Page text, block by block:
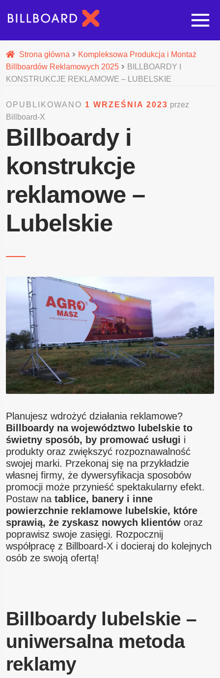
Oferta budowy reklam
Nasze pozostałe usługi
Galeria
O nas
Realizacje
Blog
Kontakt
Strona główna
Kompleksowa Produkcja i Montaż
Billboardów Reklamowych 2025
BILLBOARDY I
KONSTRUKCJE REKLAMOWE – LUBELSKIE
OPUBLIKOWANO 1 WRZEŚNIA 2023 przez
Billboard-X
Billboardy i
konstrukcje
reklamowe –
Lubelskie
Planujesz wdrożyć działania reklamowe?
Billboardy na województwo lubelskie to
świetny sposób, by promować usługi i
produkty oraz zwiększyć rozpoznawalność
swojej marki. Przekonaj się na przykładzie
własnej firmy, że dywersyfikacja sposobów
promocji może przynieść spektakularny efekt.
Postaw na tablice, banery i inne
powierzchnie reklamowe lubelskie, które
sprawią, że zyskasz nowych klientów oraz
poprawisz swoje zasięgi. Rozpocznij
współpracę z Billboard-X i docieraj do kolejnych
osób ze swoją ofertą!
Billboardy lubelskie –
uniwersalna metoda
reklamy